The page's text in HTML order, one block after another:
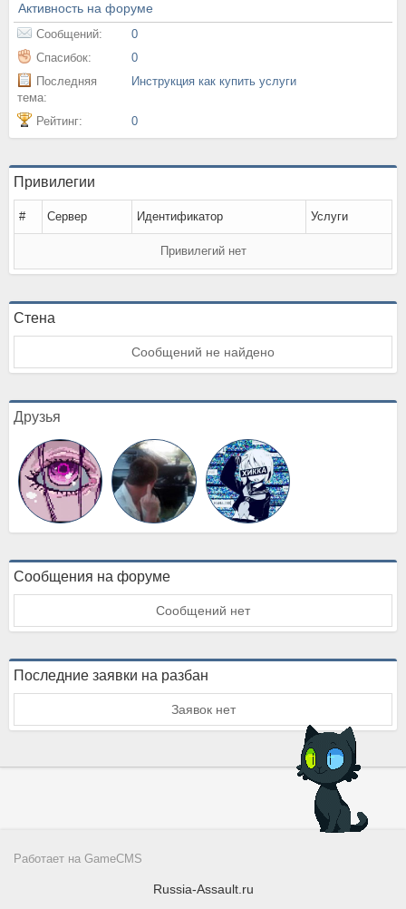
Активность на форуме
Сообщений:
0
Спасибок:
0
Последняя
тема:
Инструкция как купить услуги
Рейтинг: 0
Привилегии
# Сервер Идентификатор Услуги
Привилегий нет
Стена
Сообщений не найдено
Друзья
Сообщения на форуме
Сообщений нет
Последние заявки на разбан
Заявок нет
Работает на GameCMS
Russia-Assault.ru